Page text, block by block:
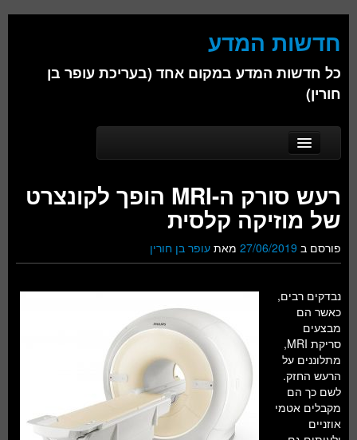
חדשות המדע
כל חדשות המדע במקום אחד (בעריכת עופר בן
חורין)
Main menu
Skip to primary content
Skip to secondary content
אודות
ביולוגיה
כימיה
פיזיקה
חברה
חלל ומדעי כדור הארץ
עתידנות
סקירות ספרים
רעש סורק ה-MRI הופך לקונצרט
של מוזיקה קלסית
פורסם ב 27/06/2019 מאת עופר בן חורין
נבדקים רבים,
כאשר הם
מבצעים
סריקת MRI,
מתלוננים על
הרעש החזק.
לשם כך הם
מקבלים אטמי
אוזניים